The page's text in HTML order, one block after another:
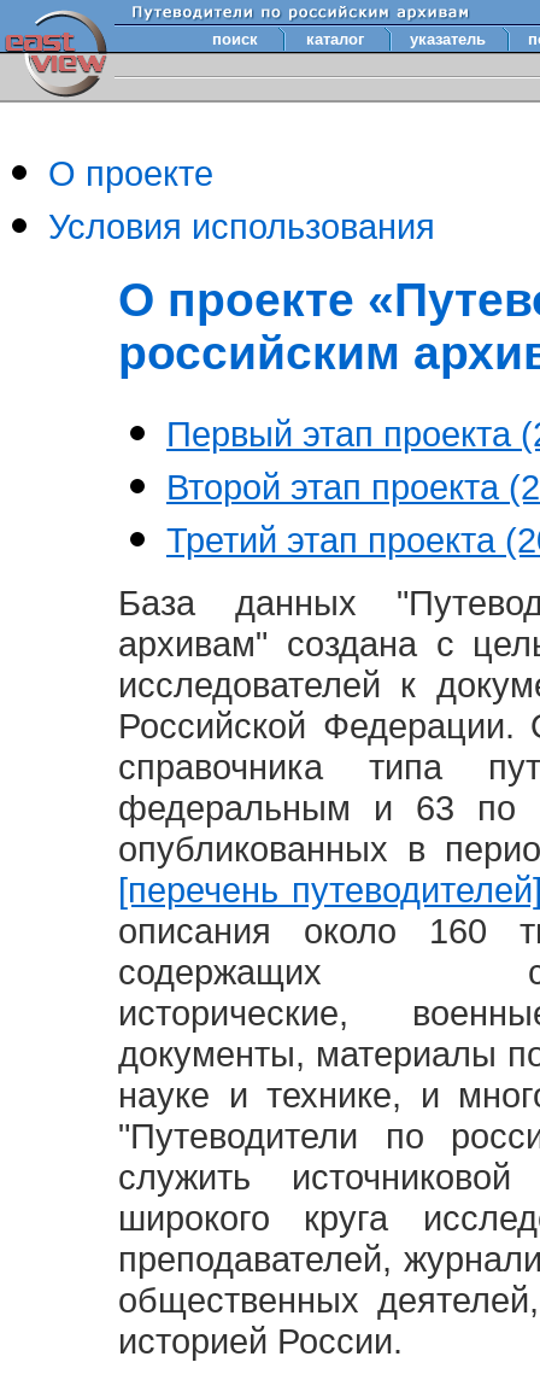
поиск каталог указатель
О проекте
Условия использования
О проекте
российским
Первый этап проекта
Второй этап проекта
Третий этап проекта
База данных
архивам" создана с
исследователей к
Российской
справочника типа
федеральным и 63 по
опубликованных в
[перечень
описания около 160
содержащих
исторические,
документы, материалы
науке и технике, и
"Путеводители по
служить
широкого круга
преподавателей,
общественных
историей России.